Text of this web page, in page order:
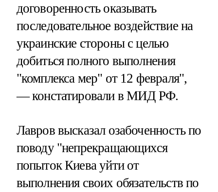
договоренность оказывать
последовательное воздействие на
украинские стороны с целью
добиться полного выполнения
"комплекса мер" от 12 февраля",
— констатировали в МИД РФ.
Лавров высказал озабоченность по
поводу "непрекращающихся
попыток Киева уйти от
выполнения своих обязательств по